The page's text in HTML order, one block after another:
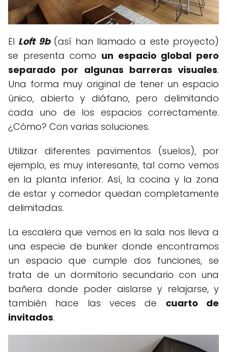
El Loft 9b(así han llamado a este proyecto)
se presenta como un espacio global pero
separado por algunas barreras visuales.
Una forma muy original de tener un espacio
único, abierto y diáfano, pero delimitando
cada uno de los espacios correctamente.
¿Cómo? Con varias soluciones.
Utilizar diferentes pavimentos (suelos), por
ejemplo, es muy interesante, tal como vemos
en la planta inferior. Así, la cocina y la zona
de estar y comedor quedan completamente
delimitadas.
La escalera que vemos en la sala nos lleva a
una especie de bunker donde encontramos
un espacio que cumple dos funciones, se
trata de un dormitorio secundario con una
bañera donde poder aislarse y relajarse, y
también hace las veces de cuarto de
invitados.